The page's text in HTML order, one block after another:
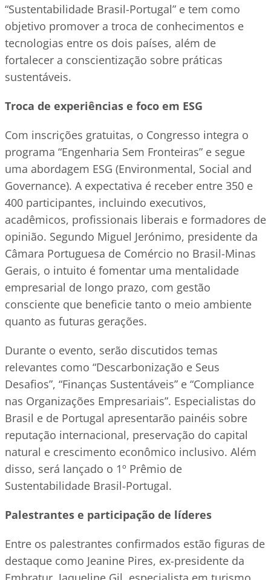
“Sustentabilidade Brasil-Portugal” e tem como
objetivo promover a troca de conhecimentos e
tecnologias entre os dois países, além de
fortalecer a conscientização sobre práticas
sustentáveis.
Troca de experiências e foco em ESG
Com inscrições gratuitas, o Congresso integra o
programa “Engenharia Sem Fronteiras” e segue
uma abordagem ESG (Environmental, Social and
Governance). A expectativa é receber entre 350 e
400 participantes, incluindo executivos,
acadêmicos, profissionais liberais e formadores de
opinião. Segundo Miguel Jerónimo, presidente da
Câmara Portuguesa de Comércio no Brasil-Minas
Gerais, o intuito é fomentar uma mentalidade
empresarial de longo prazo, com gestão
consciente que beneficie tanto o meio ambiente
quanto as futuras gerações.
Durante o evento, serão discutidos temas
relevantes como “Descarbonização e Seus
Desafios”, “Finanças Sustentáveis” e “Compliance
nas Organizações Empresariais”. Especialistas do
Brasil e de Portugal apresentarão painéis sobre
reputação internacional, preservação do capital
natural e crescimento econômico inclusivo. Além
disso, será lançado o 1º Prêmio de
Sustentabilidade Brasil-Portugal.
Palestrantes e participação de líderes
Entre os palestrantes confirmados estão figuras de
destaque como Jeanine Pires, ex-presidente da